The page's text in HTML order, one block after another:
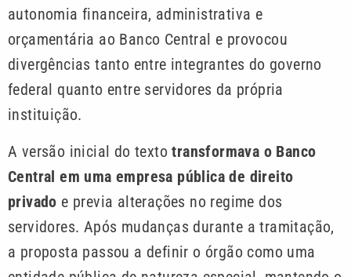
autonomia financeira, administrativa e
orçamentária ao Banco Central e provocou
divergências tanto entre integrantes do governo
federal quanto entre servidores da própria
instituição.
A versão inicial do textotransformava o Banco
Central em uma empresa pública de direito
privado e previa alterações no regime dos
servidores. Após mudanças durante a tramitação,
a proposta passou a definir o órgão como uma